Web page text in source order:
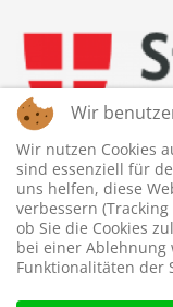
Wir
Wir nutzen Cookies
sind essenziell für
uns helfen, diese
verbessern
ob Sie die Cookies
bei einer
Funktionalitäten der